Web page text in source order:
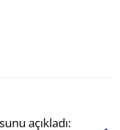
açıkladı: